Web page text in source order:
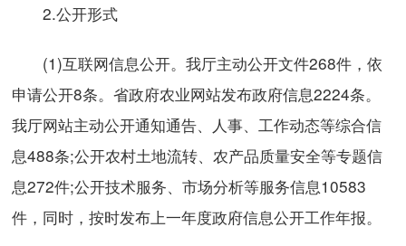
2.公开形式
(1)互联网信息公开。我厅主动公开文件268件，依
申请公开8条。省政府农业网站发布政府信息2224条。
我厅网站主动公开通知通告、人事、工作动态等综合信
息488条;公开农村土地流转、农产品质量安全等专题信
息272件;公开技术服务、市场分析等服务信息10583
件，同时，按时发布上一年度政府信息公开工作年报。